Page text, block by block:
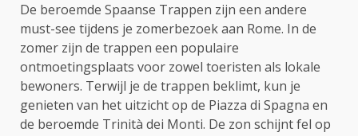
De beroemde Spaanse Trappen zijn een andere
must-see tijdens je zomerbezoek aan Rome. In de
zomer zijn de trappen een populaire
ontmoetingsplaats voor zowel toeristen als lokale
bewoners. Terwijl je de trappen beklimt, kun je
genieten van het uitzicht op de Piazza di Spagna en
de beroemde Trinità dei Monti. De zon schijnt fel op